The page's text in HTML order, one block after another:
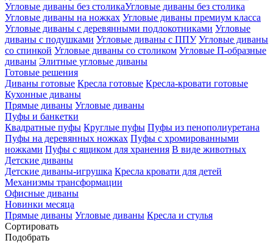
Угловые диваны без столикаУгловые диваны без столика
Угловые диваны на ножках Угловые диваны премиум класса
Угловые диваны с деревянными подлокотниками Угловые
диваны с подушками Угловые диваны с ППУ Угловые диваны
со спинкой Угловые диваны со столиком Угловые П-образные
диваны Элитные угловые диваны
Готовые решения
Диваны готовые Кресла готовые Кресла-кровати готовые
Кухонные диваны
Прямые диваны Угловые диваны
Пуфы и банкетки
Квадратные пуфы Круглые пуфы Пуфы из пенополиуретана
Пуфы на деревянных ножках Пуфы с хромированными
ножками Пуфы с ящиком для хранения В виде животных
Детские диваны
Детские диваны-игрушка Кресла кровати для детей
Механизмы трансформации
Офисные диваны
Новинки месяца
Прямые диваны Угловые диваны Кресла и стулья
Сортировать
Подобрать